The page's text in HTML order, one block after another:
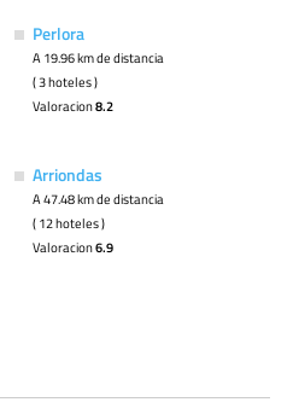
Perlora
A 19.96 km de distancia
( 3 hoteles )
Valoracion8.2
Arriondas
A 47.48 km de distancia
( 12 hoteles )
Valoracion6.9